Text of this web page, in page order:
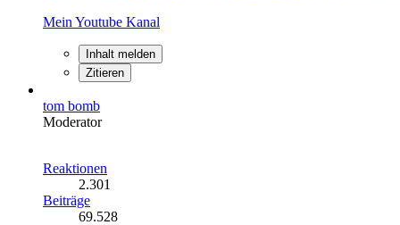
Mein Youtube Kanal
Inhalt melden
Zitieren
tom bomb
Moderator
Reaktionen
2.301
Beiträge
69.528